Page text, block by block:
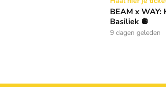
BEAM x WAY:
Basiliek 🪩
9 dagen geleden